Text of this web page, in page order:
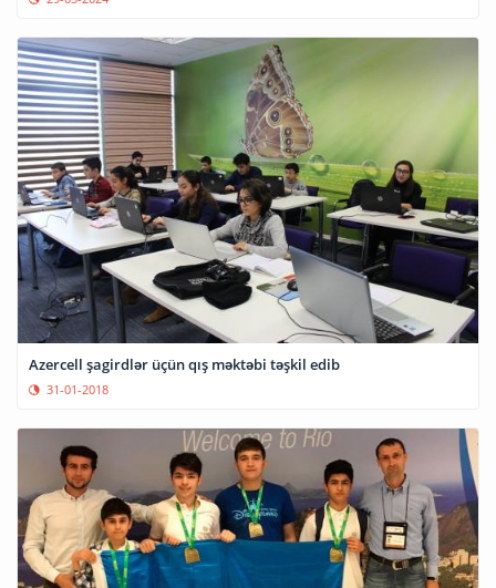
Azercell şagirdlər üçün qış məktəbi təşkil edib
31-01-2018